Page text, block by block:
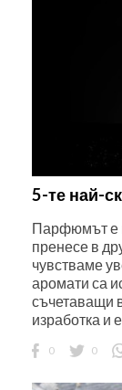
5-те най-
Парфюмът е
пренесе в
чувстваме
аромати са
съчетаващи
изработка и
0 0